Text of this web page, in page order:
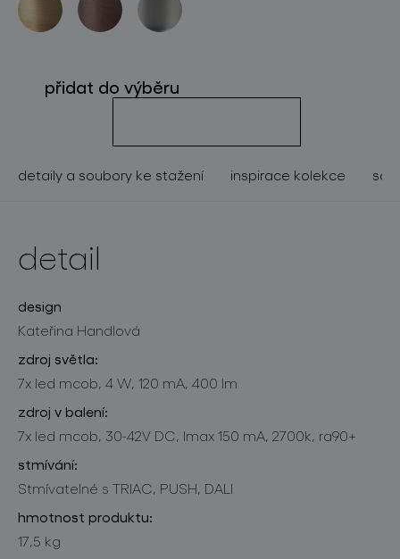
sledujte nás
přidat do výběru
detaily a soubory ke stažení inspirace kolekce
detail
design
Kateřina Handlová
zdroj světla:
7x led mcob, 4 W, 120 mA, 400 lm
zdroj v balení:
7x led mcob, 30-42V DC, lmax 150 mA, 2700k, ra90+
stmívání:
Stmívatelné s TRIAC, PUSH, DALI
hmotnost produktu:
17,5 kg